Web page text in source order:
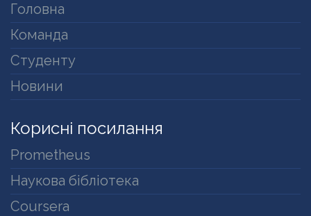
Головна
Команда
Студенту
Новини
Корисні посилання
Prometheus
Наукова бібліотека
Coursera